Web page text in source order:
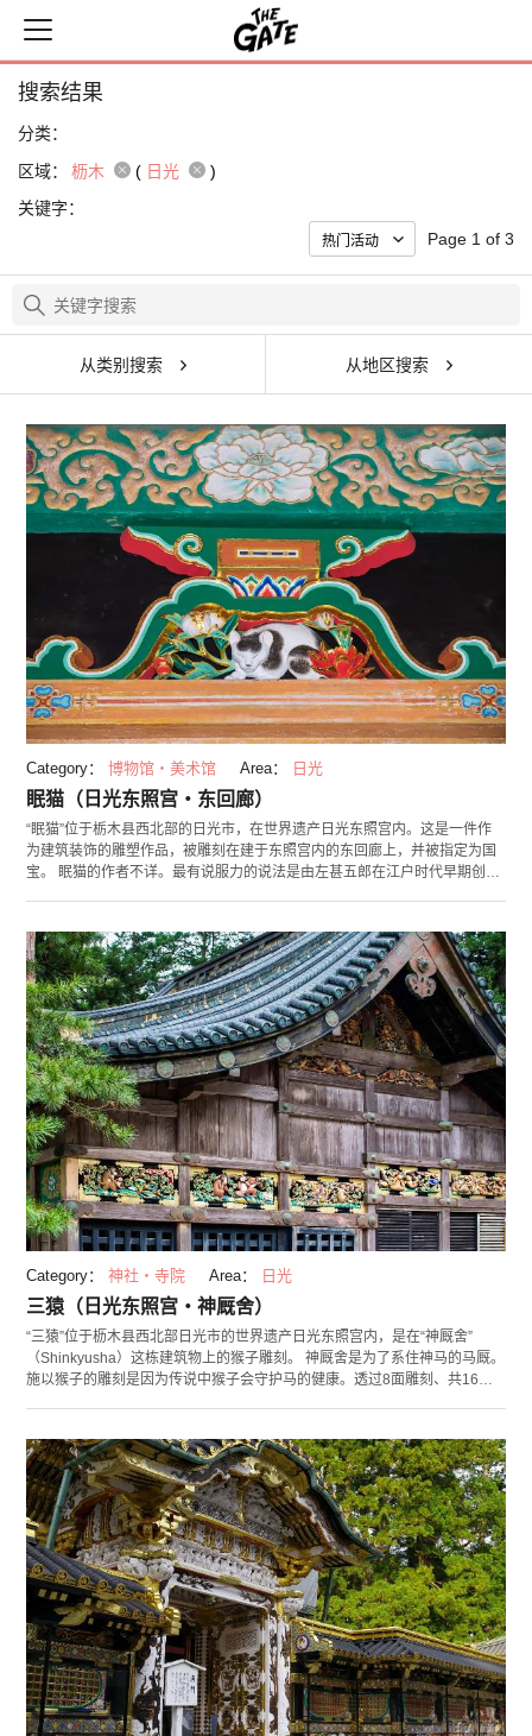
搜索结果
分类：
区域：
枥木 ( 日光
)
关键字：
Page 1 of 3
从类别搜索 从地区搜索
Category： 博物馆・美术馆 Area： 日光
眠猫（日光东照宫・东回廊）
“眠猫”位于栃木县西北部的日光市，在世界遗产日光东照宫内。这是一件作
为建筑装饰的雕塑作品，被雕刻在建于东照宫内的东回廊上，并被指定为国
宝。 眠猫的作者不详。最有说服力的说法是由左甚五郎在江户时代早期创作
就是说它象征着德川幕府的安泰。眠猫被雕刻在高处，所以请注意不要看
漏。穿过东走廊进入“奥宫”，那里有祭神徳川家康的墓地。提及日光东照
宫，就一定会让人想起奥宫，请您一定来此参观。
Category： 神社・寺院 Area： 日光
三猿（日光东照宫・神厩舍）
“三猿”位于枥木县西北部日光市的世界遗产日光东照宫内，是在“神厩舍”
（Shinkyusha）这栋建筑物上的猴子雕刻。 神厩舍是为了系住神马的马厩。
施以猴子的雕刻是因为传说中猴子会守护马的健康。透过8面雕刻、共16只
见、听见、说出不好的事，而只吸收学习良好的事物，正直善良地长大成人”
这样的寓意。